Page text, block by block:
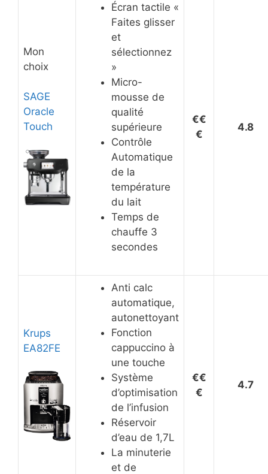
Mon
choix
SAGE
Oracle
Touch
Écran tactile «
Faites glisser
et
sélectionnez
»
Micro-
mousse de
qualité
supérieure
Contrôle
Automatique
de la
température
du lait
Temps de
chauffe 3
secondes
€€
€
4.8
Krups
EA82FE
Anti calc
automatique,
autonettoyant
Fonction
cappuccino à
une touche
Système
d’optimisation
de l’infusion
Réservoir
d’eau de 1,7L
La minuterie
et de
€€
€
4.7